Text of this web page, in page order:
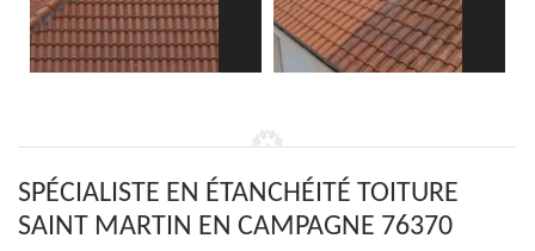
SPÉCIALISTE EN ÉTANCHÉITÉ TOITURE
SAINT MARTIN EN CAMPAGNE 76370